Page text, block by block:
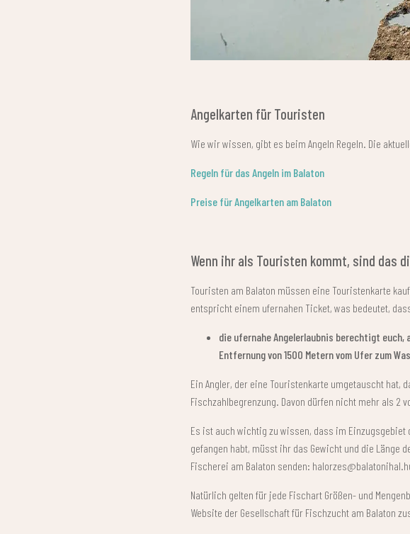
Angelkarten für Touristen
Wie wir wissen, gibt es beim Angeln Regeln. Die
Regeln für das Angeln im Balaton
Preise für Angelkarten am Balaton
Wenn ihr als Touristen kommt, sind das
Touristen am Balaton müssen eine Touristenkarte
entspricht einem ufernahen Ticket, was bedeutet,
die ufernahe Angelerlaubnis berechtigt euch,
Entfernung von 1500 Metern vom Ufer zum
Ein Angler, der eine Touristenkarte umgetauscht hat,
Fischzahlbegrenzung. Davon dürfen nicht mehr als 2
Es ist auch wichtig zu wissen, dass im
gefangen habt, müsst ihr das Gewicht und die Länge
Fischerei am Balaton senden:
Natürlich gelten für jede Fischart Größen- und
Website der Gesellschaft für Fischzucht am Balaton